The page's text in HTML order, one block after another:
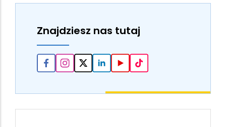
Znajdziesz nas tutaj